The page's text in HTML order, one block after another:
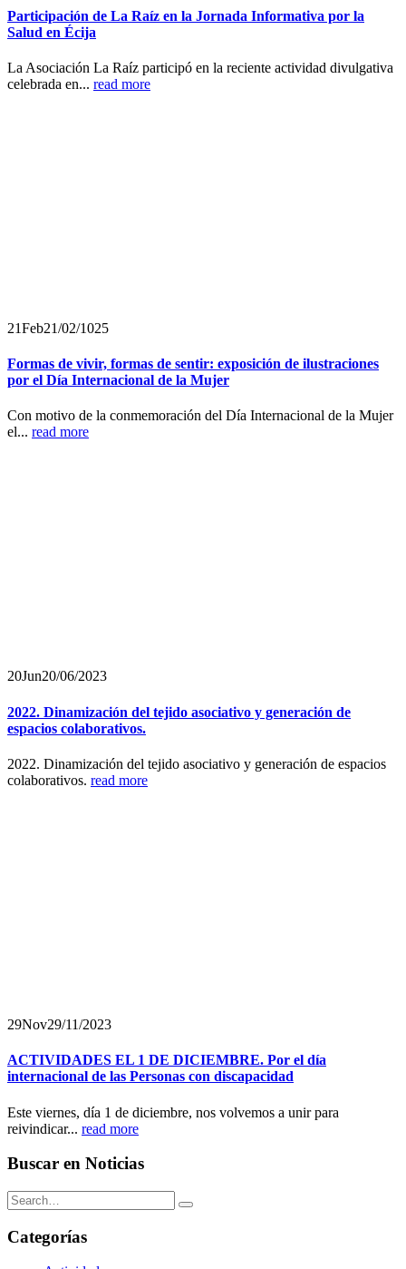
Participación de La Raíz en la Jornada Informativa por la
Salud en Écija
La Asociación La Raíz participó en la reciente actividad divulgativa
celebrada en... read more
21Feb21/02/1025
Formas de vivir, formas de sentir: exposición de ilustraciones
por el Día Internacional de la Mujer
Con motivo de la conmemoración del Día Internacional de la Mujer
el... read more
20Jun20/06/2023
2022. Dinamización del tejido asociativo y generación de
espacios colaborativos.
2022. Dinamización del tejido asociativo y generación de espacios
colaborativos. read more
29Nov29/11/2023
ACTIVIDADES EL 1 DE DICIEMBRE. Por el día
internacional de las Personas con discapacidad
Este viernes, día 1 de diciembre, nos volvemos a unir para
reivindicar... read more
Buscar en Noticias
Categorías